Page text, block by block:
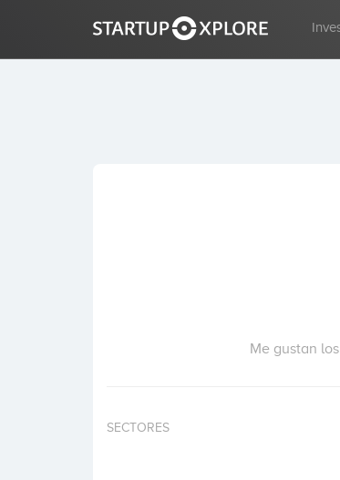
Me gustan
SECTORES